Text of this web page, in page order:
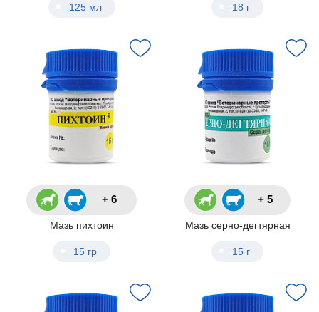
125 мл 18 г
+ 6
Мазь пихтоин
15 гр
+ 5
Мазь серно-дегтярная
15 г